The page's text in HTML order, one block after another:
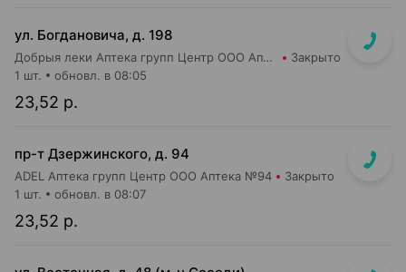
ул. Богдановича, д. 198
Добрыя леки Аптека групп Центр ООО Аптека №44 Закрыто
23,52 р.
1 шт. обновл. в 08:05
пр-т Дзержинского, д. 94
ADEL Аптека групп Центр ООО Аптека №94 Закрыто
23,52 р.
1 шт. обновл. в 08:07